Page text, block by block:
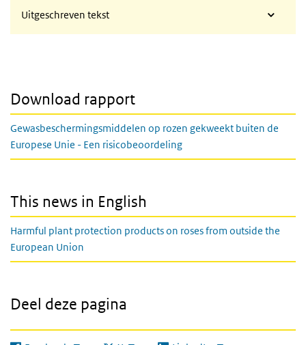
Uitgeschreven tekst
Download rapport
Gewasbeschermingsmiddelen op rozen gekweekt buiten de
Europese Unie - Een risicobeoordeling
This news in English
Harmful plant protection products on roses from outside the
European Union
Deel deze pagina